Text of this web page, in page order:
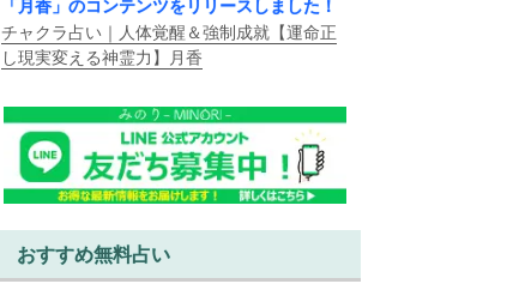
チャクラ占い｜人体覚醒＆強制成就【運命正
し現実変える神霊力】月香
おすすめ無料占い